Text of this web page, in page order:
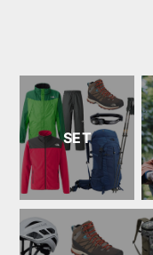
SET